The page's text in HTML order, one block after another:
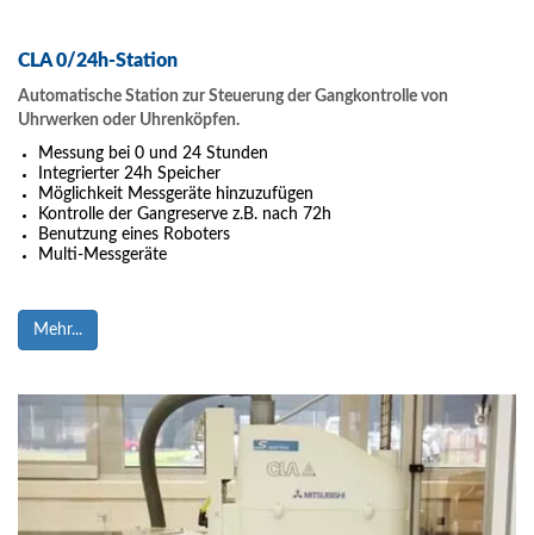
CLA 0/24h-Station
Automatische Station zur Steuerung der Gangkontrolle von
Uhrwerken oder Uhrenköpfen.
Messung bei 0 und 24 Stunden
Integrierter 24h Speicher
Möglichkeit Messgeräte hinzuzufügen
Kontrolle der Gangreserve z.B. nach 72h
Benutzung eines Roboters
Multi-Messgeräte
Mehr...